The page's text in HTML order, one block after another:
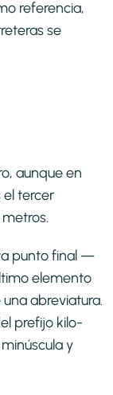
referencia,
se
aunque en
el tercer
punto final —
elemento
abreviatura.
prefijo kilo-
y